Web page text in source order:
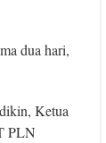
dua hari,
Ketua
PLN